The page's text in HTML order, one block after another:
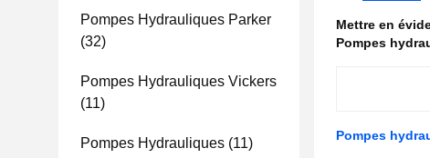
Pompes Hydrauliques Parker
(32)
Pompes Hydrauliques Vickers
(11)
Pompes Hydrauliques (11)
Mettre en
Pompes
Pompes